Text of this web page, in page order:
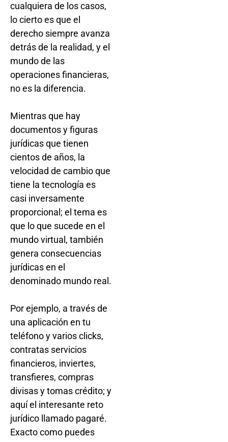
cualquiera de los casos,
lo cierto es que el
derecho siempre avanza
detrás de la realidad, y el
mundo de las
operaciones financieras,
no es la diferencia.
Mientras que hay
documentos y figuras
jurídicas que tienen
cientos de años, la
velocidad de cambio que
tiene la tecnología es
casi inversamente
proporcional; el tema es
que lo que sucede en el
mundo virtual, también
genera consecuencias
jurídicas en el
denominado mundo real.
Por ejemplo, a través de
una aplicación en tu
teléfono y varios clicks,
contratas servicios
financieros, inviertes,
transfieres, compras
divisas y tomas crédito; y
aquí el interesante reto
jurídico llamado pagaré.
Exacto como puedes